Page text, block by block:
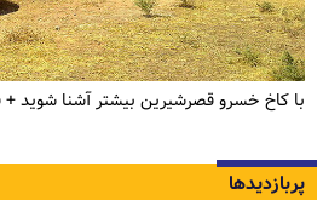
با کاخ خسرو قصرشیرین بیشتر آشنا شوید +
پربازدیدها